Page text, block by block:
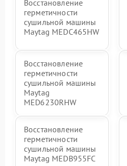
Восстановление
герметичности
сушильной машины
Maytag MEDC465HW
Восстановление
герметичности
сушильной машины
Maytag
MED6230RHW
Восстановление
герметичности
сушильной машины
Maytag MEDB955FC